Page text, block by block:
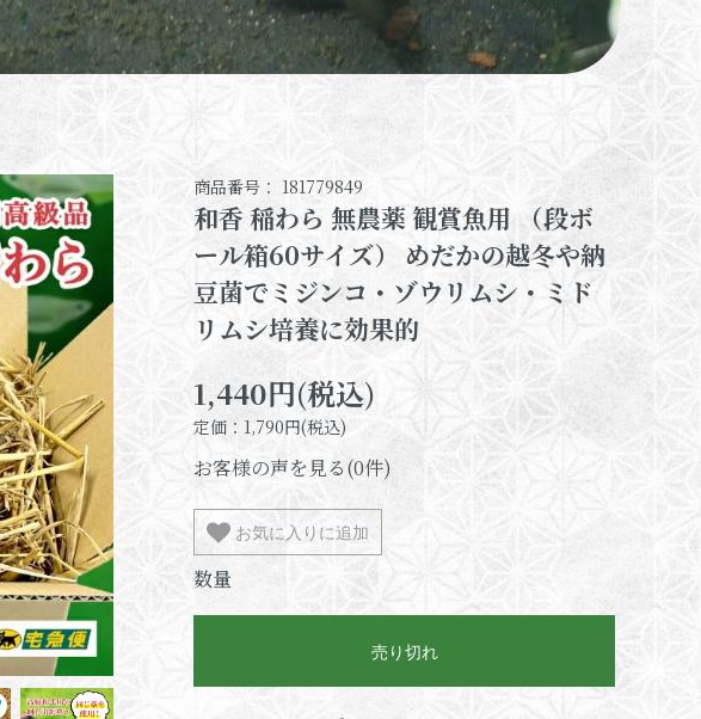
商品番号： 181779849
和香 稲わら 無農薬 観賞魚用 （段ボ
ール箱60サイズ） めだかの越冬や納
豆菌でミジンコ・ゾウリムシ・ミド
リムシ培養に効果的
1,440円(税込)
定価：1,790円(税込)
お客様の声を見る(0件)
お気に入りに追加
数量
売り切れ